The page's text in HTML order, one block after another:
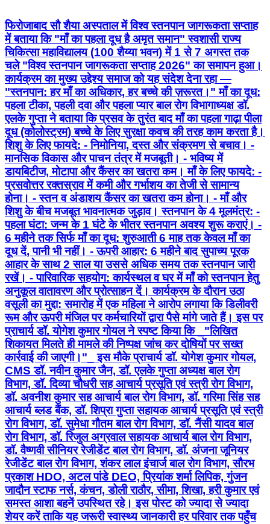
फिरोजाबाद सौ शैया अस्पताल में विश्व स्तनपान जागरूकता सप्ताह
में बताया कि "माँ का पहला दूध है अमृत समान" स्वशासी राज्य
चिकित्सा महाविद्यालय (100 शैय्या भवन) में 1 से 7 अगस्त तक
चले "विश्व स्तनपान जागरूकता सप्ताह 2026" का समापन हुआ।
कार्यक्रम का मुख्य उद्देश्य समाज को यह संदेश देना रहा —
"स्तनपान: हर माँ का अधिकार, हर बच्चे की ज़रूरत।" माँ का दूध:
पहला टीका, पहली दवा और पहला प्यार बाल रोग विभागाध्यक्ष डॉ.
एलके गुप्ता ने बताया कि प्रसव के तुरंत बाद माँ का पहला गाढ़ा पीला
दूध (कोलोस्ट्रम) बच्चे के लिए सुरक्षा कवच की तरह काम करता है।
शिशु के लिए फायदे: - निमोनिया, दस्त और संक्रमण से बचाव। -
मानसिक विकास और पाचन तंत्र में मजबूती। - भविष्य में
डायबिटीज, मोटापा और कैंसर का खतरा कम। माँ के लिए फायदे: -
प्रसवोत्तर रक्तस्राव में कमी और गर्भाशय का तेजी से सामान्य
होना। - स्तन व अंडाशय कैंसर का खतरा कम होना। - माँ और
शिशु के बीच मजबूत भावनात्मक जुड़ाव। स्तनपान के 4 मूलमंत्र: -
पहला घंटा: जन्म के 1 घंटे के भीतर स्तनपान अवश्य शुरू कराएं। -
6 महीने तक सिर्फ माँ का दूध: शुरुआती 6 माह तक केवल माँ का
दूध दें, पानी भी नहीं। - ऊपरी आहार: 6 महीने बाद सुपाच्य पूरक
आहार के साथ 2 साल या उससे अधिक समय तक स्तनपान जारी
रखें। - पारिवारिक सहयोग: कार्यस्थल व घर में माँ को स्तनपान हेतु
अनुकूल वातावरण और प्रोत्साहन दें। कार्यक्रम के दौरान उठा
वसूली का मुद्दा: समारोह में एक महिला ने आरोप लगाया कि डिलीवरी
रूम और ऊपरी मंजिल पर कर्मचारियों द्वारा पैसे मांगे जाते हैं। इस पर
प्राचार्य डॉ. योगेश कुमार गोयल ने स्पष्ट किया कि _"लिखित
शिकायत मिलते ही मामले की निष्पक्ष जांच कर दोषियों पर सख्त
कार्रवाई की जाएगी।"_ इस मौके प्राचार्य डॉ. योगेश कुमार गोयल,
CMS डॉ. नवीन कुमार जैन, डॉ. एलके गुप्ता अध्यक्ष बाल रोग
विभाग, डॉ. दिव्या चौधरी सह आचार्य प्रसूति एवं स्त्री रोग विभाग,
डॉ. अवनीश कुमार सह आचार्य बाल रोग विभाग, डॉ. गरिमा सिंह सह
आचार्य ब्लड बैंक, डॉ. शिप्रा गुप्ता सहायक आचार्य प्रसूति एवं स्त्री
रोग विभाग, डॉ. सुमेधा गौतम बाल रोग विभाग, डॉ. नैंसी यादव बाल
रोग विभाग, डॉ. रिजुल अग्रवाल सहायक आचार्य बाल रोग विभाग,
डॉ. वैष्णवी सीनियर रेजीडेंट बाल रोग विभाग, डॉ. अंजना जूनियर
रेजीडेंट बाल रोग विभाग, शंकर लाल इंचार्ज बाल रोग विभाग, सौरभ
प्रकाश HDO, अटल पांडे DEO, प्रियांक शर्मा लिपिक, गुंजन
जादौन स्टाफ नर्स, कंचन, डोली राठौर, सीमा, शिखा, हरी कुमार एवं
समस्त आशा बहनें उपस्थित रहे। इस पोस्ट को ज्यादा से ज्यादा
शेयर करें ताकि यह जरूरी स्वास्थ्य जानकारी हर परिवार तक पहुँच